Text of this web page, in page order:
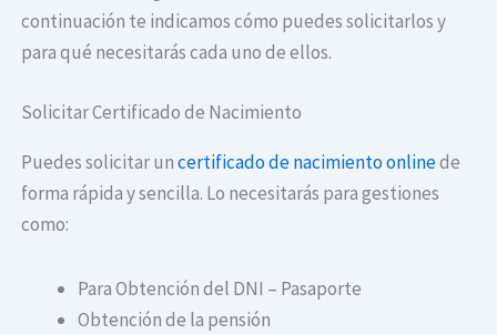
continuación te indicamos cómo puedes solicitarlos y
para qué necesitarás cada uno de ellos.
Solicitar Certificado de Nacimiento
Puedes solicitar uncertificado de nacimiento onlinede
forma rápida y sencilla. Lo necesitarás para gestiones
como:
Para Obtención del DNI – Pasaporte
Obtención de la pensión